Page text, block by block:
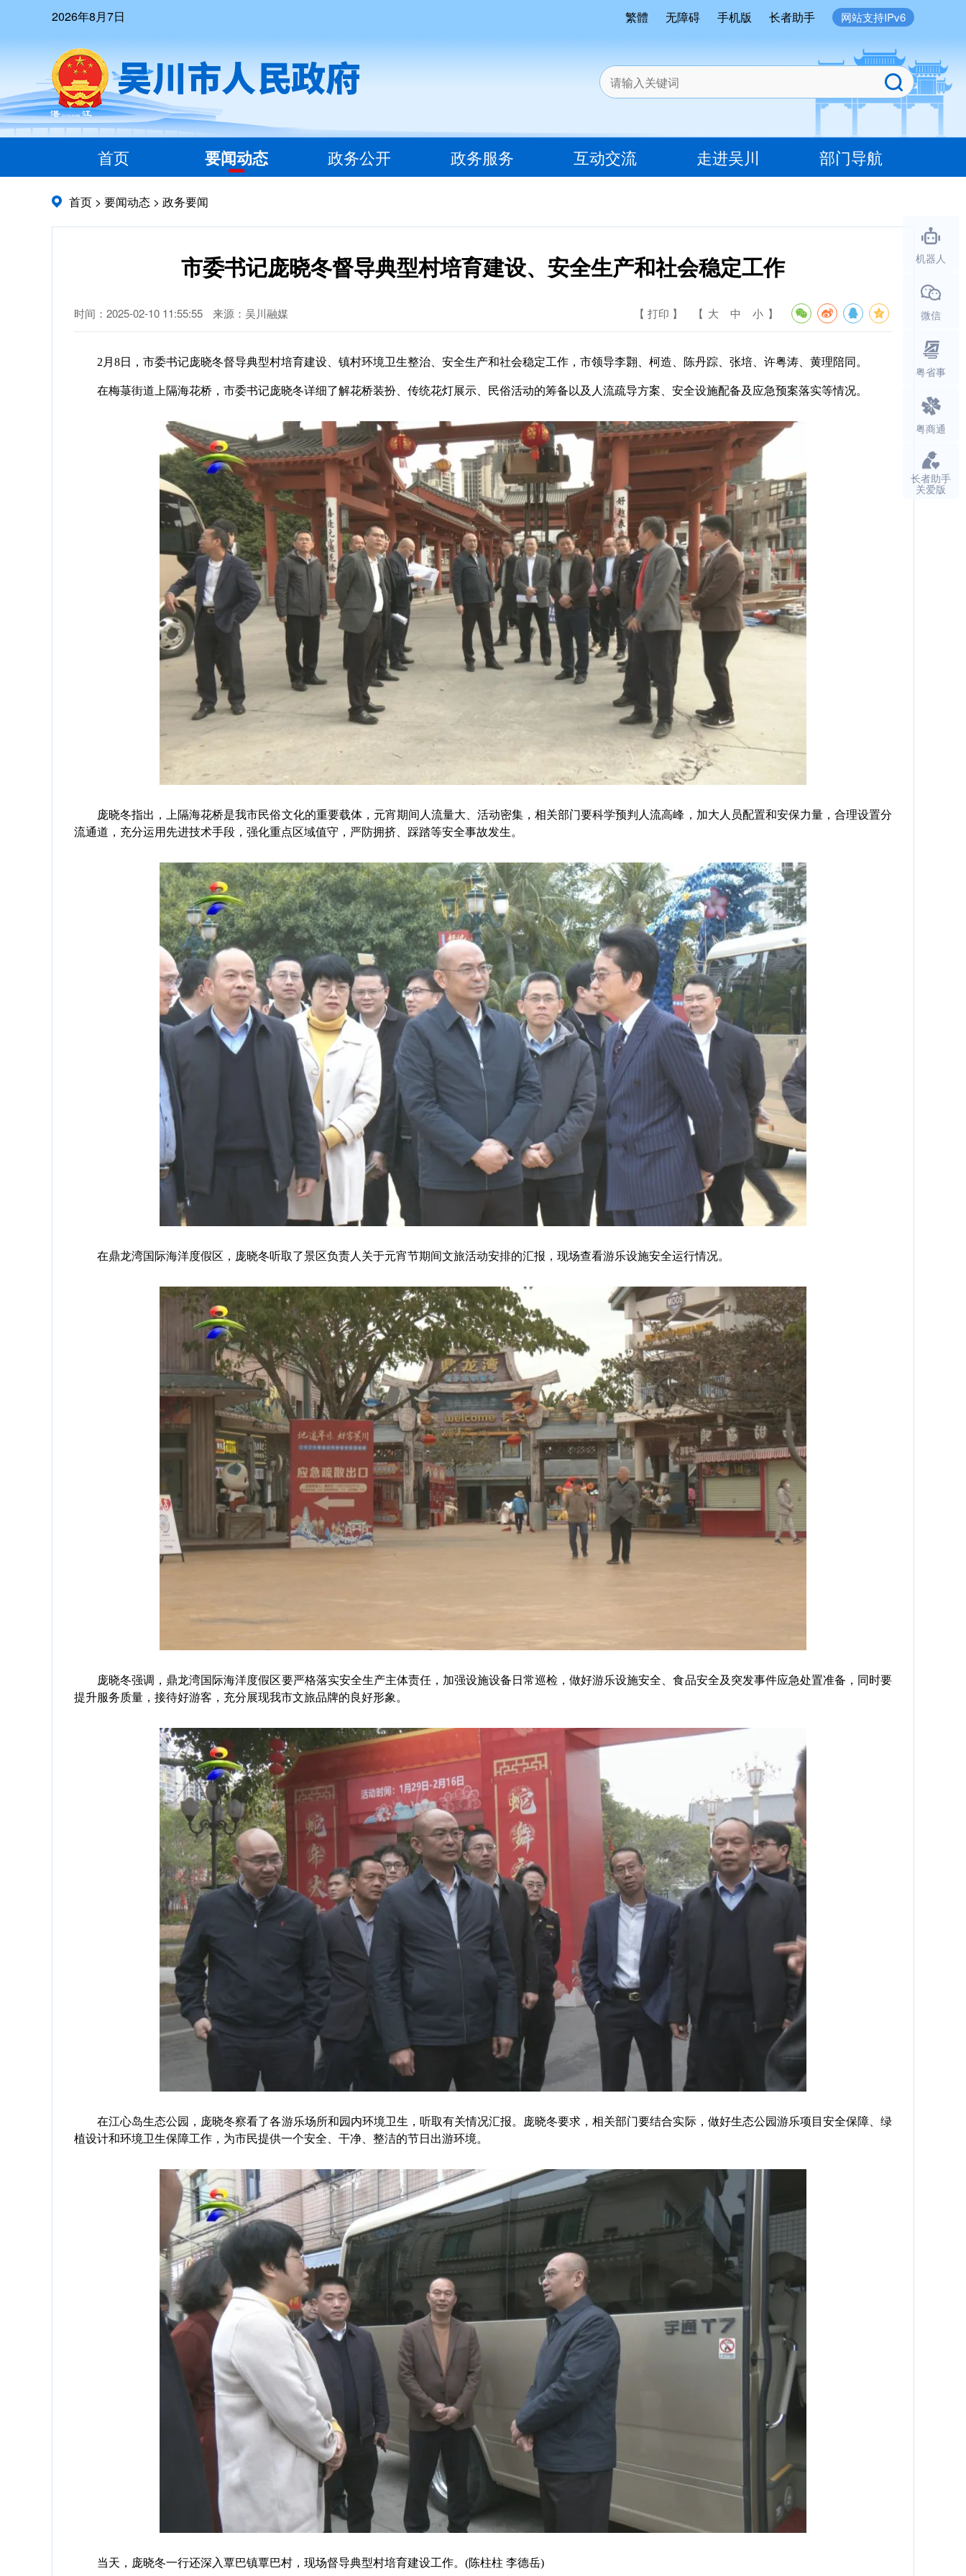
2026年8月7日 繁體 无障碍 手机版 长者助手 网站支持IPv6
首页 要闻动态 政务公开 政务服务 互动交流 走进吴川 部门导航
首页 > 要闻动态 > 政务要闻
市委书记庞晓冬督导典型村培育建设、安全生产和社会稳定工作
时间：2025-02-10 11:55:55 来源：吴川融媒 【 打印 】 【 大 中 小 】
2月8日，市委书记庞晓冬督导典型村培育建设、镇村环境卫生整治、安全生产和社会稳定工作，市领导李翾、柯造、陈丹踪、张培、许粤涛、黄理陪同。
在梅菉街道上隔海花桥，市委书记庞晓冬详细了解花桥装扮、传统花灯展示、民俗活动的筹备以及人流疏导方案、安全设施配备及应急预案落实等情况。
庞晓冬指出，上隔海花桥是我市民俗文化的重要载体，元宵期间人流量大、活动密集，相关部门要科学预判人流高峰，加大人员配置和安保力量，合理设置分
流通道，充分运用先进技术手段，强化重点区域值守，严防拥挤、踩踏等安全事故发生。
在鼎龙湾国际海洋度假区，庞晓冬听取了景区负责人关于元宵节期间文旅活动安排的汇报，现场查看游乐设施安全运行情况。
庞晓冬强调，鼎龙湾国际海洋度假区要严格落实安全生产主体责任，加强设施设备日常巡检，做好游乐设施安全、食品安全及突发事件应急处置准备，同时要
提升服务质量，接待好游客，充分展现我市文旅品牌的良好形象。
在江心岛生态公园，庞晓冬察看了各游乐场所和园内环境卫生，听取有关情况汇报。庞晓冬要求，相关部门要结合实际，做好生态公园游乐项目安全保障、绿
植设计和环境卫生保障工作，为市民提供一个安全、干净、整洁的节日出游环境。
当天，庞晓冬一行还深入覃巴镇覃巴村，现场督导典型村培育建设工作。(陈柱柱 李德岳)
机器人
微信
粤省事
粤商通
长者助手
关爱版